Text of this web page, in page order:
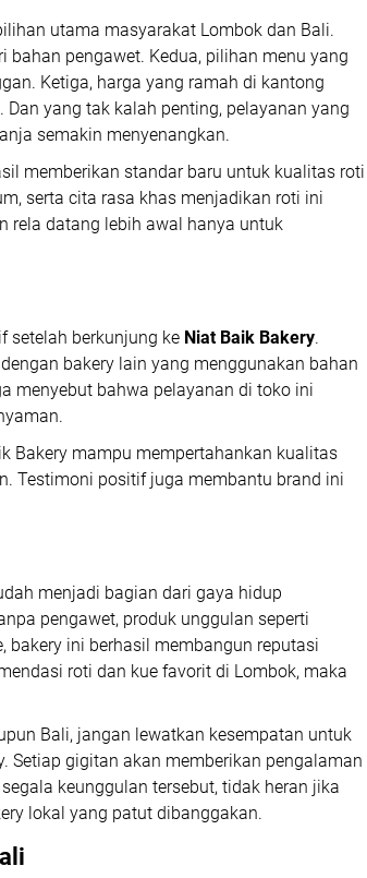
utama masyarakat Lombok dan Bali.
bahan pengawet. Kedua, pilihan menu yang
Ketiga, harga yang ramah di kantong
yang tak kalah penting, pelayanan yang
semakin menyenangkan.
memberikan standar baru untuk kualitas roti
serta cita rasa khas menjadikan roti ini
rela datang lebih awal hanya untuk
setelah berkunjung ke Niat Baik Bakery.
bakery lain yang menggunakan bahan
menyebut bahwa pelayanan di toko ini
Bakery mampu mempertahankan kualitas
Testimoni positif juga membantu brand ini
menjadi bagian dari gaya hidup
pengawet, produk unggulan seperti
bakery ini berhasil membangun reputasi
roti dan kue favorit di Lombok, maka
Bali, jangan lewatkan kesempatan untuk
Setiap gigitan akan memberikan pengalaman
keunggulan tersebut, tidak heran jika
lokal yang patut dibanggakan.